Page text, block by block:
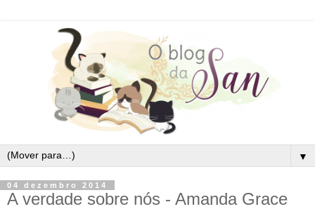
▼
04 dezembro 2014
A verdade sobre nós - Amanda Grace